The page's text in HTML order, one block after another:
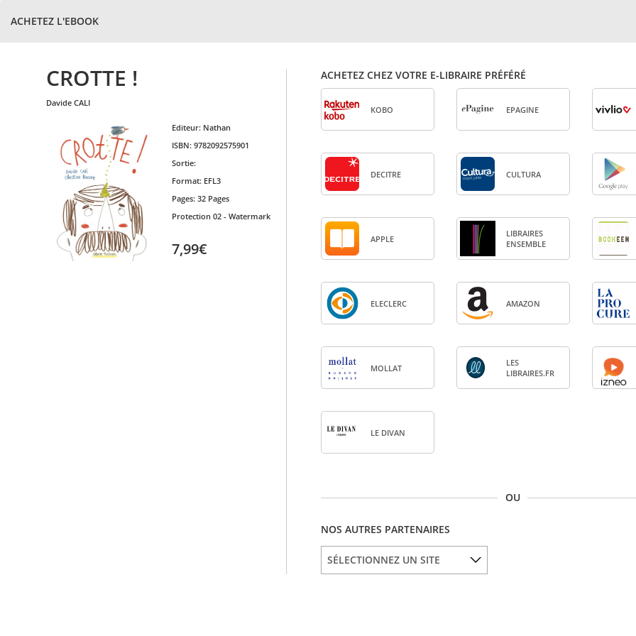
ACHETEZ L'EBOOK
CROTTE !
davide CALI
Editeur: Nathan
ISBN: 9782092575901
Sortie:
Format: EFL3
Pages: 32 Pages
Protection 02 - Watermark
7,99€
ACHETEZ CHEZ VOTRE E-LIBRAIRE PRÉFÉRÉ
KOBO EPA­GINE
DECITRE CULTURA
APPLE
LIBRAIRES
ENSEMBLE
ELE­CLERC AMA­ZON
MOL­LAT
LES
LIBRAIRES.FR
LE DIVAN
OU
NOS AUTRES PARTENAIRES
SÉLECTIONNEZ UN SITE